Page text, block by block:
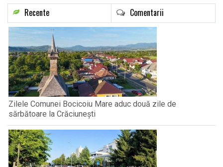
Recente Comentarii
Zilele Comunei Bocicoiu Mare aduc două zile de
sărbătoare la Crăciunești